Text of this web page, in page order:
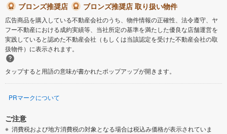
ブロンズ推奨店
ブロンズ推奨店 取り扱い物件
広告商品を購入している不動産会社のうち、物件情報の正確性、法令遵守、ヤ
フー不動産における成約実績等、当社所定の基準を満たした優良な店舗運営を
実践していると認めた不動産会社（もしくは当該認定を受けた不動産会社の取
扱物件）に表示されます。
タップすると用語の意味が書かれたポップアップが開きます。
PRマークについて
ご注意
消費税および地方消費税の対象となる場合は税込み価格が表示されていま